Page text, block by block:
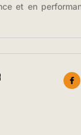
et en